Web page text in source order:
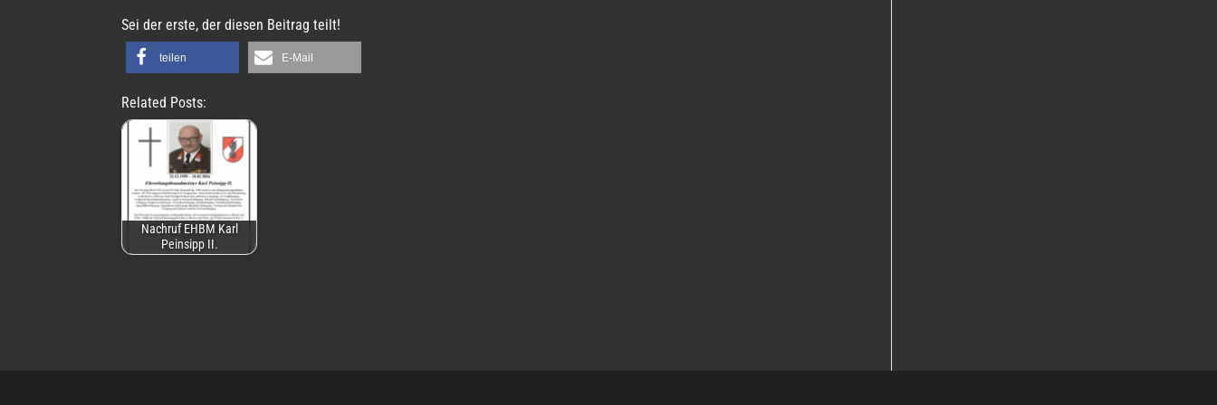
Sei der erste, der diesen Beitrag teilt!
teilen E-Mail
Related Posts:
Nachruf EHBM Karl
Peinsipp II.